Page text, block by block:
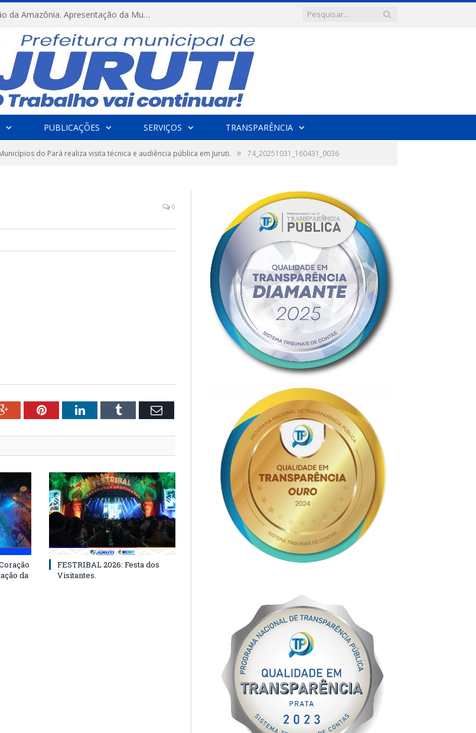
FESTRIBAL 2026 – No Coração da Amazônia. Apresentação da Munduruku.
PUBLICAÇÕES SERVIÇOS TRANSPARÊNCIA
do Pará realiza visita técnica e audiência pública em Juruti. » 74_20251031_160431_0036
0
Google+PinterestLinkedInTumblr Email
da
FESTRIBAL 2026: Festa dos
Visitantes.